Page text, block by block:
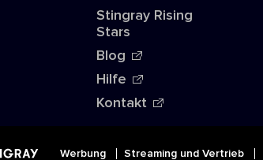
Stingray Rising
Stars
Blog
Hilfe
Kontakt
Werbung Streaming und Vertrieb